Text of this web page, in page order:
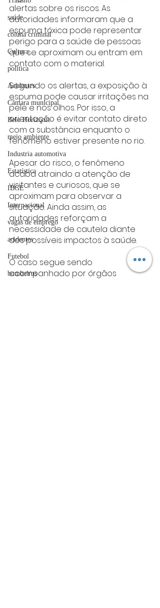
saúde
coluna criminal
Cultura
politica
Acidentes
Câmara municipal
Belo Horizonte
meio ambiente
Industria automotiva
Estatística
IBGE
Internacional
vagas de emprego
acidentes
Futebol
bombeiros
alertas sobre os riscos. As
autoridades informaram que a
espuma tóxica pode representar
perigo para a saúde de pessoas
que se aproximam ou entram em
contato com o material.
Segundo os alertas, a exposição à
espuma pode causar irritações na
pele e nos olhos. Por isso, a
orientação é evitar contato direto
com a substância enquanto o
fenômeno estiver presente no rio.
Apesar do risco, o fenômeno
acaba atraindo a atenção de
visitantes e curiosos, que se
aproximam para observar a
situação. Ainda assim, as
autoridades reforçam a
necessidade de cautela diante
dos possíveis impactos à saúde.
O caso segue sendo
acompanhado por órgãos